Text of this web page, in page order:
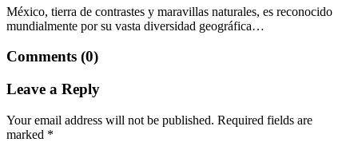
México, tierra de contrastes y maravillas naturales, es reconocido
mundialmente por su vasta diversidad geográfica…
Comments (0)
Leave a Reply
Your email address will not be published. Required fields are
marked *